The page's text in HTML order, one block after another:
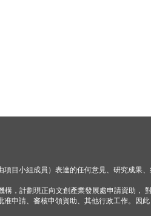
目小組成員）表達的任何意見、研究成果
，計劃現正向文創產業發展處申請資助，
申請、審核申領資助、其他行政工作。因